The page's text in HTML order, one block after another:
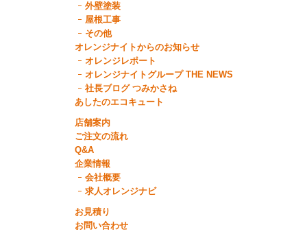
外壁塗装
屋根工事
その他
オレンジナイトからのお知らせ
オレンジレポート
オレンジナイトグループ THE NEWS
社長ブログ つみかさね
あしたのエコキュート
店舗案内
ご注文の流れ
Q&A
企業情報
会社概要
求人オレンジナビ
お見積り
お問い合わせ